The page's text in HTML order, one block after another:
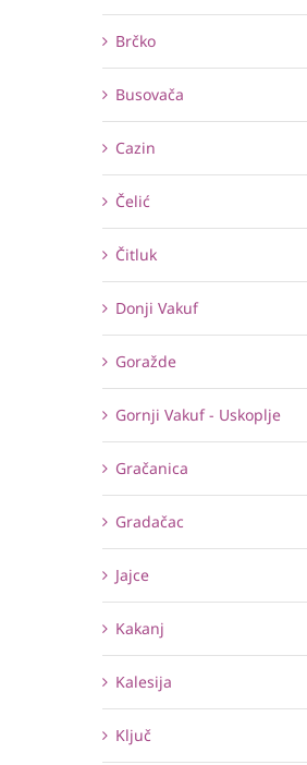
Brčko
Busovača
Cazin
Čelić
Čitluk
Donji Vakuf
Goražde
Gornji Vakuf - Uskoplje
Gračanica
Gradačac
Jajce
Kakanj
Kalesija
Ključ